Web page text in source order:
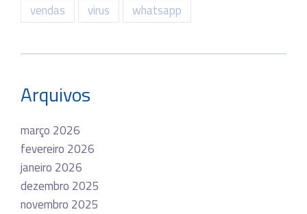
vendas
virus whatsapp
Arquivos
março 2026
fevereiro 2026
janeiro 2026
dezembro 2025
novembro 2025